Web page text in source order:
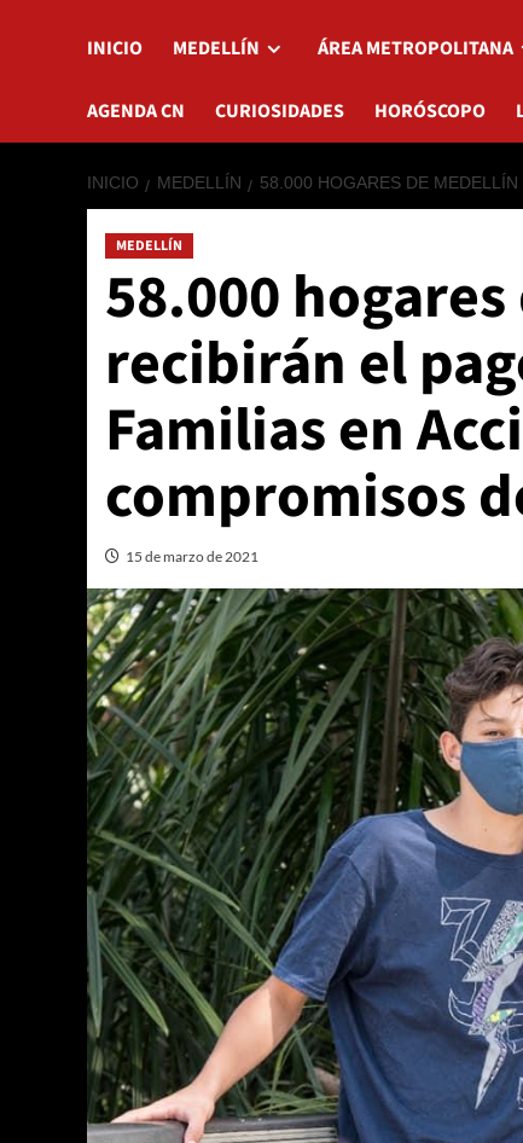
INICIO MEDELLÍN ÁREA METROPOLITANA
AGENDA CN CURIOSIDADES HORÓSCOPO
INICIO MEDELLÍN 58.000 HOGARES DE
MEDELLÍN
58.000
recibirán el
Familias en
compromisos
15 de marzo de 2021